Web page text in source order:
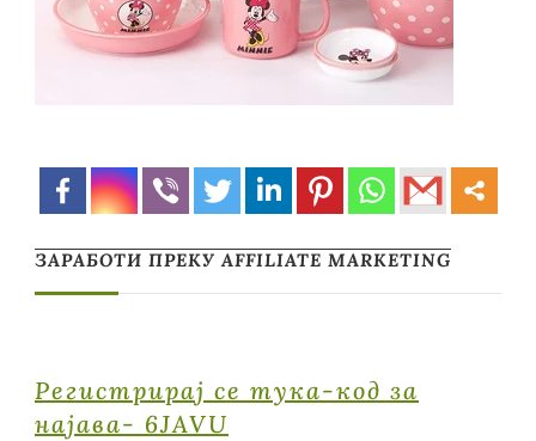
ЗАРАБОТИ ПРЕКУ AFFILIATE MARKETING
Регистрирај се тука-код за
најава- 6JAVU